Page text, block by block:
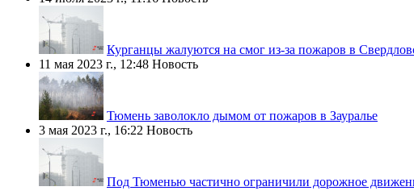
Курганцы жалуются на смог из-за пожаров в
11 мая 2023 г., 12:48 Новость
Тюмень заволокло дымом от пожаров в Зауралье
3 мая 2023 г., 16:22 Новость
Под Тюменью частично ограничили дорожное